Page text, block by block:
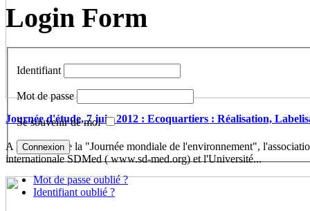
Journée d'étude, 7 juin 2012 : Ecoquartiers : Réalisation,
A l'occasion de la "Journée mondiale de l'environnement",
internationale SDMed ( www.sd-med.org) et l'Université...
Login Form
Identifiant
Mot de passe
Se souvenir de moi
Mot de passe oublié ?
Identifiant oublié ?